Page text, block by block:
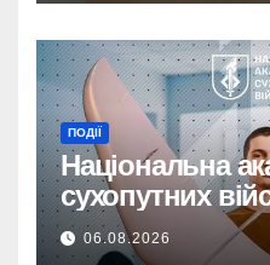
ПОДІЇ
Національна
сухопутних
кампанія до 1
06.08.2026